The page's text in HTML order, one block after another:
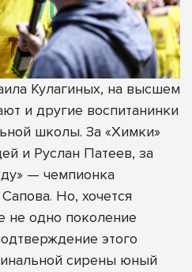
Кулагиных, на высшем
и другие воспитанинки
школы. За «Химки»
и Руслан Патеев, за
— чемпионка
Но, хочется
не одно поколение
этого
сирены юный